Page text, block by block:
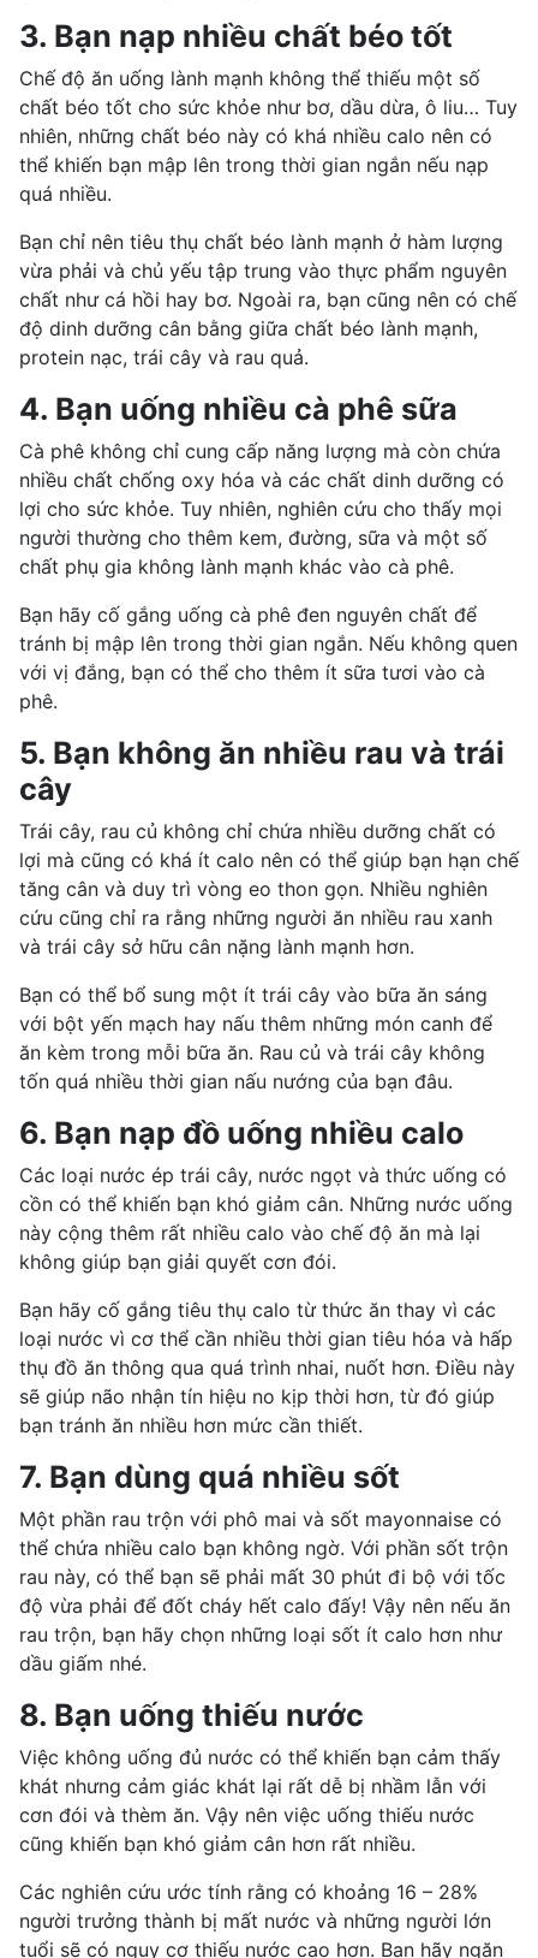
3. Bạn nạp nhiều chất béo tốt
Chế độ ăn uống lành mạnh không thể thiếu một số
chất béo tốt cho sức khỏe như bơ, dầu dừa, ô liu… Tuy
nhiên, những chất béo này có khá nhiều calo nên có
thể khiến bạn mập lên trong thời gian ngắn nếu nạp
quá nhiều.
Bạn chỉ nên tiêu thụ chất béo lành mạnh ở hàm lượng
vừa phải và chủ yếu tập trung vào thực phẩm nguyên
chất như cá hồi hay bơ. Ngoài ra, bạn cũng nên có chế
độ dinh dưỡng cân bằng giữa chất béo lành mạnh,
protein nạc, trái cây và rau quả.
4. Bạn uống nhiều cà phê sữa
Cà phê không chỉ cung cấp năng lượng mà còn chứa
nhiều chất chống oxy hóa và các chất dinh dưỡng có
lợi cho sức khỏe. Tuy nhiên, nghiên cứu cho thấy mọi
người thường cho thêm kem, đường, sữa và một số
chất phụ gia không lành mạnh khác vào cà phê.
Bạn hãy cố gắng uống cà phê đen nguyên chất để
tránh bị mập lên trong thời gian ngắn. Nếu không quen
với vị đắng, bạn có thể cho thêm ít sữa tươi vào cà
phê.
5. Bạn không ăn nhiều rau và trái
cây
Trái cây, rau củ không chỉ chứa nhiều dưỡng chất có
lợi mà cũng có khá ít calo nên có thể giúp bạn hạn chế
tăng cân và duy trì vòng eo thon gọn. Nhiều nghiên
cứu cũng chỉ ra rằng những người ăn nhiều rau xanh
và trái cây sở hữu cân nặng lành mạnh hơn.
Bạn có thể bổ sung một ít trái cây vào bữa ăn sáng
với bột yến mạch hay nấu thêm những món canh để
ăn kèm trong mỗi bữa ăn. Rau củ và trái cây không
tốn quá nhiều thời gian nấu nướng của bạn đâu.
6. Bạn nạp đồ uống nhiều calo
Các loại nước ép trái cây, nước ngọt và thức uống có
cồn có thể khiến bạn khó giảm cân. Những nước uống
này cộng thêm rất nhiều calo vào chế độ ăn mà lại
không giúp bạn giải quyết cơn đói.
Bạn hãy cố gắng tiêu thụ calo từ thức ăn thay vì các
loại nước vì cơ thể cần nhiều thời gian tiêu hóa và hấp
thụ đồ ăn thông qua quá trình nhai, nuốt hơn. Điều này
sẽ giúp não nhận tín hiệu no kịp thời hơn, từ đó giúp
bạn tránh ăn nhiều hơn mức cần thiết.
7. Bạn dùng quá nhiều sốt
Một phần rau trộn với phô mai và sốt mayonnaise có
thể chứa nhiều calo bạn không ngờ. Với phần sốt trộn
rau này, có thể bạn sẽ phải mất 30 phút đi bộ với tốc
độ vừa phải để đốt cháy hết calo đấy! Vậy nên nếu ăn
rau trộn, bạn hãy chọn những loại sốt ít calo hơn như
dầu giấm nhé.
8. Bạn uống thiếu nước
Việc không uống đủ nước có thể khiến bạn cảm thấy
khát nhưng cảm giác khát lại rất dễ bị nhầm lẫn với
cơn đói và thèm ăn. Vậy nên việc uống thiếu nước
cũng khiến bạn khó giảm cân hơn rất nhiều.
Các nghiên cứu ước tính rằng có khoảng 16 – 28%
người trưởng thành bị mất nước và những người lớn
tuổi sẽ có nguy cơ thiếu nước cao hơn. Bạn hãy ngăn